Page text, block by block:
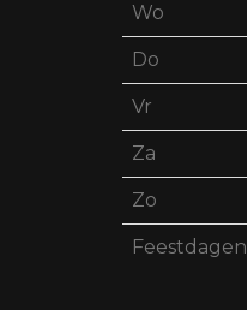
Wo
Do
Vr
Za
Zo
Feestdagen